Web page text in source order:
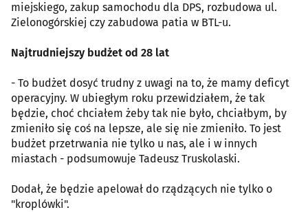
miejskiego, zakup samochodu dla DPS, rozbudowa ul.
Zielonogórskiej czy zabudowa patia w BTL-u.
Najtrudniejszy budżet od 28 lat
- To budżet dosyć trudny z uwagi na to, że mamy deficyt
operacyjny. W ubiegłym roku przewidziałem, że tak
będzie, choć chciałem żeby tak nie było, chciałbym, by
zmieniło się coś na lepsze, ale się nie zmieniło. To jest
budżet przetrwania nie tylko u nas, ale i w innych
miastach - podsumowuje Tadeusz Truskolaski.
Dodał, że będzie apelował do rządzących nie tylko o
"kroplówki".